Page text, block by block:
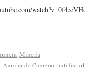
,Minería
,Aguilar de Campoo,